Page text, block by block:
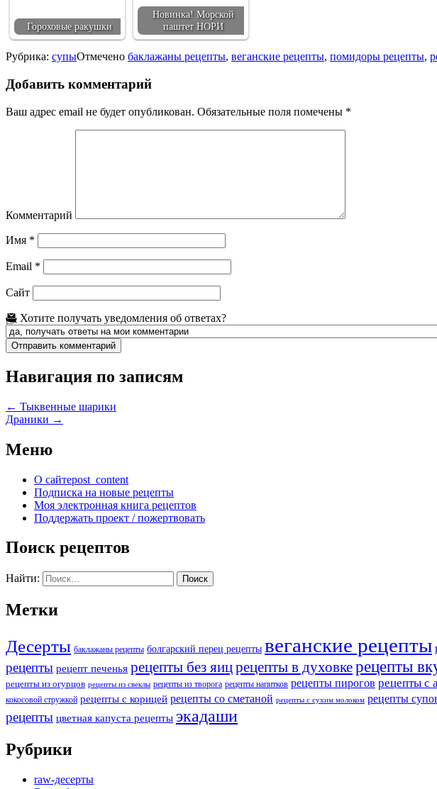
Гороховые ракушки
Новинка! Морской
паштет НОРИ
Рубрика: супыОтмечено баклажаны рецепты, веганские рецепты, помидоры рецепты,
Добавить комментарий
Ваш адрес email не будет опубликован. Обязательные поля помечены *
Комментарий
Имя *
Email *
Сайт
Хотите получать уведомления об ответах?
Навигация по записям
← Тыквенные шарики
Драники →
Меню
О сайтеpost_content
Подписка на новые рецепты
Моя электронная книга рецептов
Поддержать проект / пожертвовать
Поиск рецептов
Найти:
Метки
Десерты баклажаны рецепты болгарский перец рецепты веганские рецепты
рецепты рецепт печенья рецепты без яицрецепты в духовкерецепты
рецепты из огурцов рецепты из свеклы рецепты из творога рецепты напитков рецепты пирогов рецепты с
кокосовой стружкой рецепты с корицей рецепты со сметаной рецепты с сухим молоком рецепты
рецепты цветная капуста рецепты экадаши
Рубрики
raw-десерты